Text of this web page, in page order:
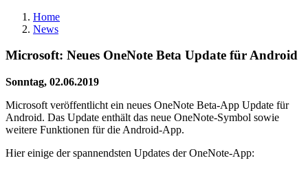
Home
News
Microsoft: Neues OneNote Beta Update für Android
Sonntag, 02.06.2019
Microsoft veröffentlicht ein neues OneNote Beta-App Update für
Android. Das Update enthält das neue OneNote-Symbol sowie
weitere Funktionen für die Android-App.
Hier einige der spannendsten Updates der OneNote-App: